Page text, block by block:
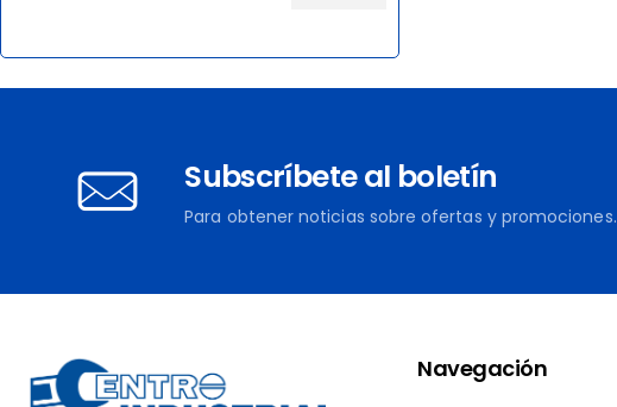
Subscríbete al boletín
Para obtener noticias sobre ofertas y promociones.
Navegación